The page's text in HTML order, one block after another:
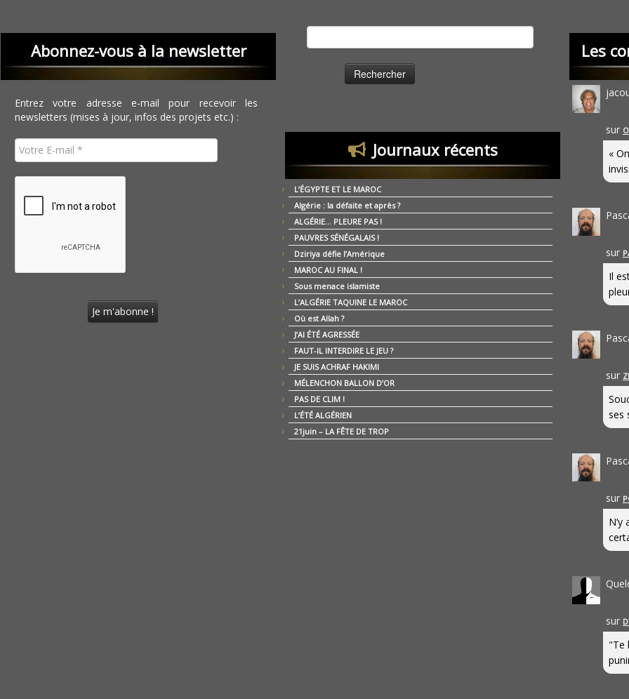
Abonnez-vous à la newsletter
Entrez votre adresse e-mail pour recevoir les
newsletters (mises à jour, infos des projets etc.) :
Journaux récents
L’ÉGYPTE ET LE MAROC
Algérie : la défaite et après ?
ALGÉRIE… PLEURE PAS !
PAUVRES SÉNÉGALAIS !
Dziriya défie l’Amérique
MAROC AU FINAL !
Sous menace islamiste
L’ALGÉRIE TAQUINE LE MAROC
Où est Allah ?
J’AI ÉTÉ AGRESSÉE
FAUT-IL INTERDIRE LE JEU ?
JE SUIS ACHRAF HAKIMI
MÉLENCHON BALLON D’OR
PAS DE CLIM !
L’ÉTÉ ALGÉRIEN
21juin – LA FÊTE DE TROP
Les
sur
«
sur
Il
sur
ses
sur
sur
"Te